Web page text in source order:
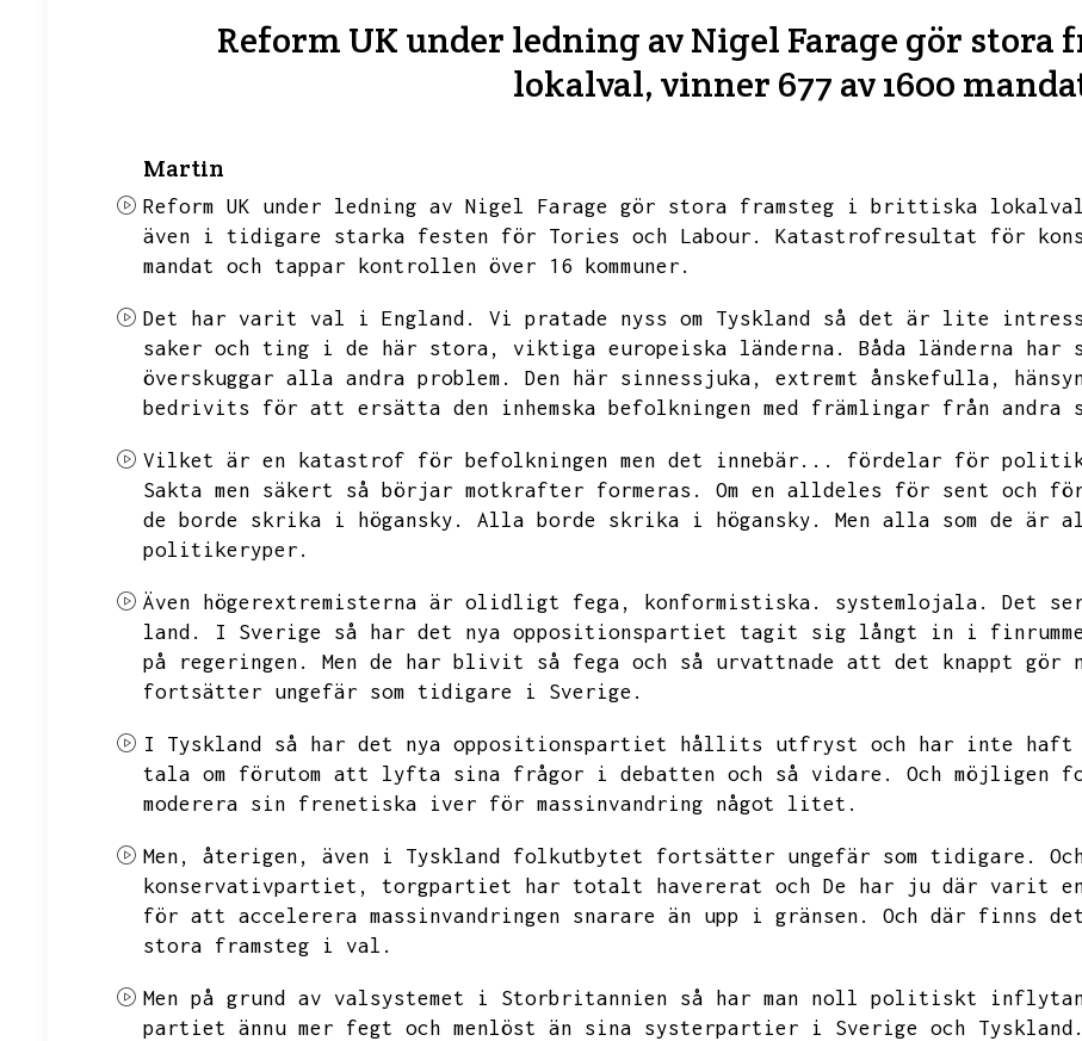
Reform UK under ledning av Nigel Farage gör
lokalval, vinner 677 av 1600
Martin
Reform UK under ledning av Nigel Farage gör stora framsteg i brittiska
även i tidigare starka festen för Tories och Labour.
Katastrofresultat för
mandat och tappar kontrollen över 16 kommuner.
Det har varit val i England.
Vi pratade nyss om Tyskland så det är lite
saker och ting i de här stora,
viktiga europeiska länderna.
Båda länderna har
överskuggar alla andra problem.
Den här sinnessjuka, extremt ånskefulla,
bedrivits för att ersätta den inhemska befolkningen med främlingar från andra
Vilket är en katastrof för befolkningen men det innebär... fördelar för
Sakta men säkert så börjar motkrafter formeras.
Om en alldeles för sent och
de borde skrika i högansky.
Alla borde skrika i högansky.
Men alla som de är
politikeryper.
Även högerextremisterna är olidligt fega, konformistiska. systemlojala.
Det
land.
I Sverige så har det nya oppositionspartiet tagit sig långt in i
på regeringen.
Men de har blivit så fega och så urvattnade att det knappt gör
fortsätter ungefär som tidigare i Sverige.
I Tyskland så har det nya oppositionspartiet hållits utfryst och har inte haft
tala om förutom att lyfta sina frågor i debatten och så vidare.
Och möjligen
moderera sin frenetiska iver för massinvandring något litet.
Men, återigen, även i Tyskland folkutbytet fortsätter ungefär som tidigare.
konservativpartiet,
torgpartiet har totalt havererat och De har ju där varit
för att accelerera massinvandringen snarare än upp i gränsen.
Och där finns
stora framsteg i val.
Men på grund av valsystemet i Storbritannien så har man noll politiskt
partiet ännu mer fegt och menlöst än sina systerpartier i Sverige och Tyskland.